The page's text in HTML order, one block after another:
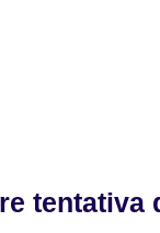
tentativa